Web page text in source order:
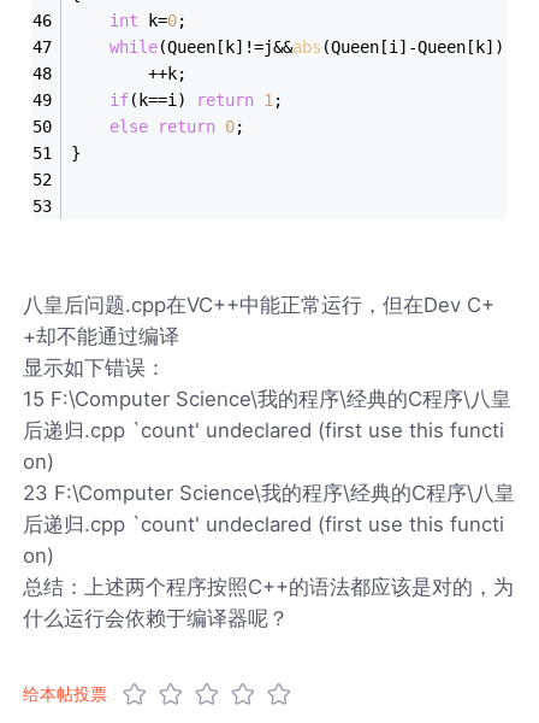
int k=0;
while(Queen[k]!=j&&abs (Queen[i]-Queen[k])!=
		++k;
if(k==i) return 1 ;
else
return 0;
}
八皇后问题.cpp在VC++中能正常运行，但在Dev C+
+却不能通过编译
显示如下错误：
15 F:\Computer Science\我的程序\经典的C程序\八皇
后递归.cpp `count' undeclared (first use this functi
on)
23 F:\Computer Science\我的程序\经典的C程序\八皇
后递归.cpp `count' undeclared (first use this functi
on)
总结：上述两个程序按照C++的语法都应该是对的，为
什么运行会依赖于编译器呢？
给本帖投票